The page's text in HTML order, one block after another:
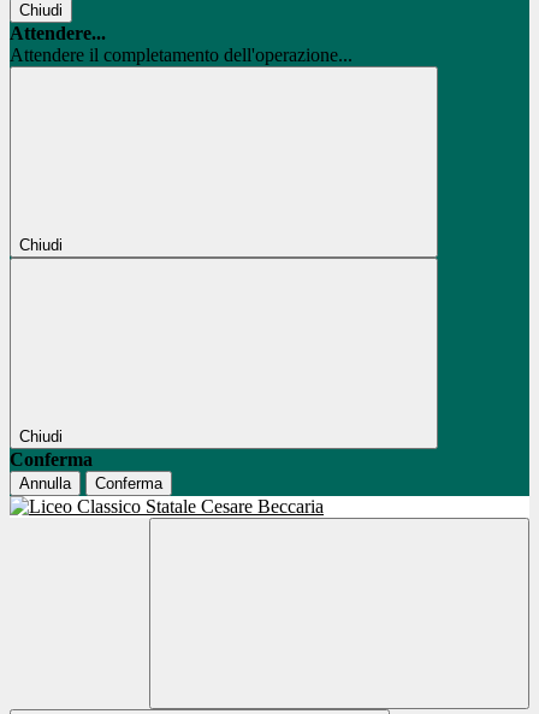
Chiudi
Attendere...
Attendere il completamento dell'operazione...
Chiudi
Chiudi
Conferma
Annulla Conferma